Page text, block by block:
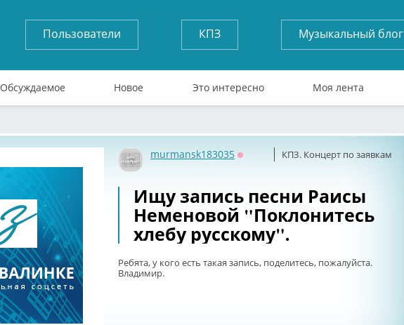
Пользователи КПЗ Музыкальный блог
Обсуждаемое Новое Это интересно Моя лента
КПЗ. Концерт по заявкам
murmansk183035
Оффлайн
Ищу запись песни Раисы
Неменовой "Поклонитесь
хлебу русскому".
Ребята, у кого есть такая запись, поделитесь, пожалуйста.
Владимир.